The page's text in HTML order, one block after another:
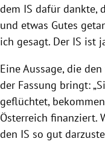
dem IS dafür dankte,
und etwas Gutes
ich gesagt. Der IS ist
Eine Aussage, die
der Fassung bringt:
geflüchtet,
Österreich finanziert.
den IS so gut